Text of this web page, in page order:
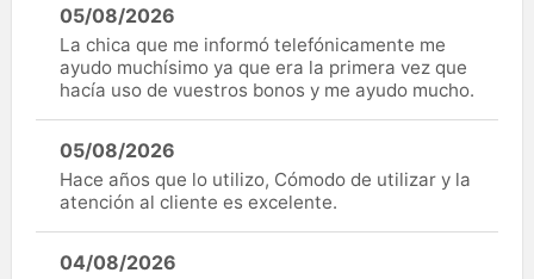
05/08/2026
La chica que me informó telefónicamente me
ayudo muchísimo ya que era la primera vez que
hacía uso de vuestros bonos y me ayudo mucho.
05/08/2026
Hace años que lo utilizo, Cómodo de utilizar y la
atención al cliente es excelente.
04/08/2026